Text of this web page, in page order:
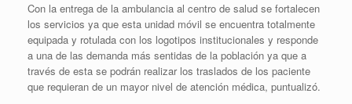
Con la entrega de la ambulancia al centro de salud se fortalecen
los servicios ya que esta unidad móvil se encuentra totalmente
equipada y rotulada con los logotipos institucionales y responde
a una de las demanda más sentidas de la población ya que a
través de esta se podrán realizar los traslados de los paciente
que requieran de un mayor nivel de atención médica, puntualizó.